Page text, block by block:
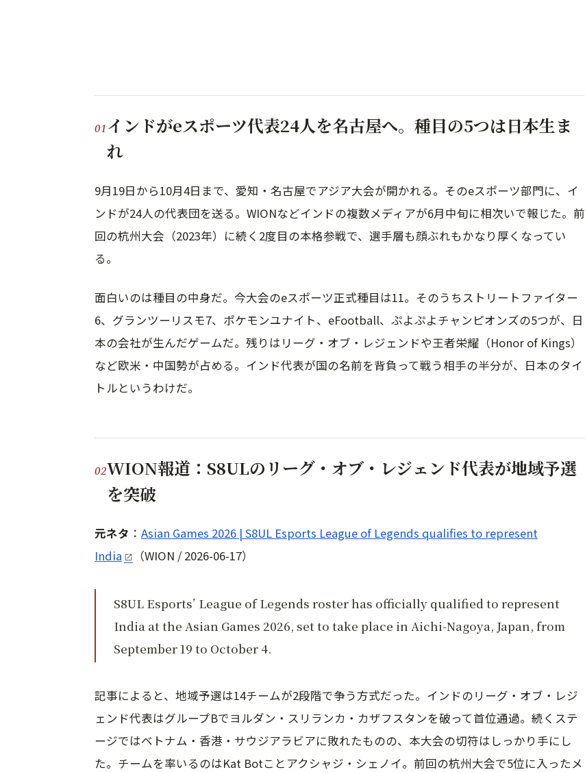
インドがeスポーツ代表24人を名古屋へ。種目の5つは日本生ま
れ
9月19日から10月4日まで、愛知・名古屋でアジア大会が開かれる。そのeスポーツ部門に、イ
ンドが24人の代表団を送る。WIONなどインドの複数メディアが6月中旬に相次いで報じた。前
回の杭州大会（2023年）に続く2度目の本格参戦で、選手層も顔ぶれもかなり厚くなってい
る。
面白いのは種目の中身だ。今大会のeスポーツ正式種目は11。そのうちストリートファイター
6、グランツーリスモ7、ポケモンユナイト、eFootball、ぷよぷよチャンピオンズの5つが、日
本の会社が生んだゲームだ。残りはリーグ・オブ・レジェンドや王者栄耀（Honor of Kings）
など欧米・中国勢が占める。インド代表が国の名前を背負って戦う相手の半分が、日本のタイ
トルというわけだ。
WION報道：S8ULのリーグ・オブ・レジェンド代表が地域予選
を突破
元ネタ ： Asian Games 2026 | S8UL Esports League of Legends qualifies to represent
India
（WION / 2026-06-17）
S8UL Esports’ League of Legends roster has officially qualified to represent
India at the Asian Games 2026, set to take place in Aichi-Nagoya, Japan, from
September 19 to October 4.
記事によると、地域予選は14チームが2段階で争う方式だった。インドのリーグ・オブ・レジ
ェンド代表はグループBでヨルダン・スリランカ・カザフスタンを破って首位通過。続くステ
ージではベトナム・香港・サウジアラビアに敗れたものの、本大会の切符はしっかり手にし
た。チームを率いるのはKat Botことアクシャジ・シェノイ。前回の杭州大会で5位に入ったメ